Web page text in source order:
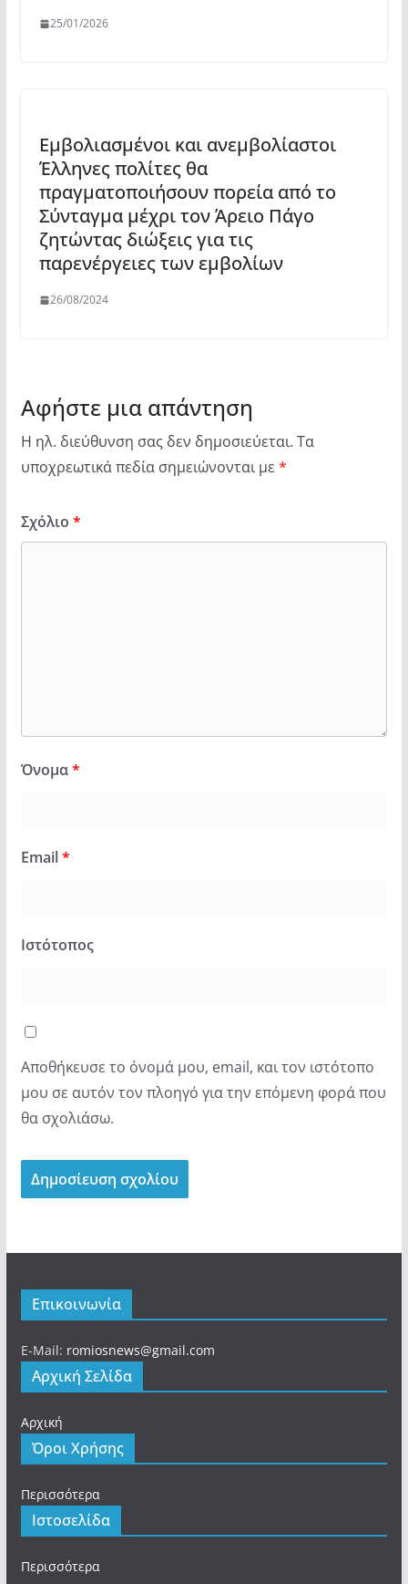
25/01/2026
Εμβολιασμένοι και ανεμβολίαστοι
Έλληνες πολίτες θα
πραγματοποιήσουν πορεία από το
Σύνταγμα μέχρι τον Άρειο Πάγο
ζητώντας διώξεις για τις
παρενέργειες των εμβολίων
26/08/2024
Αφήστε μια απάντηση
Η ηλ. διεύθυνση σας δεν δημοσιεύεται. Τα
υποχρεωτικά πεδία σημειώνονται με *
Σχόλιο *
Όνομα*
Email*
Ιστότοπος
Αποθήκευσε το όνομά μου, email, και τον ιστότοπο
μου σε αυτόν τον πλοηγό για την επόμενη φορά που
θα σχολιάσω.
Επικοινωνία
E-Mail: romiosnews@gmail.com
Αρχική Σελίδα
Αρχική
Όροι Χρήσης
Περισσότερα
Ιστοσελίδα
Περισσότερα